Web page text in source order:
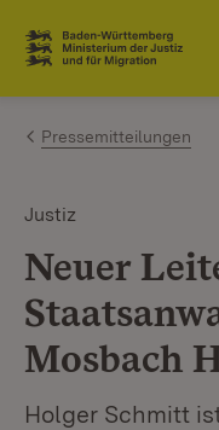
Zum Inhalt
Link zur Startseite
Pressemitteilungen
Justiz
Neuer
Mosbach
Holger Schmitt